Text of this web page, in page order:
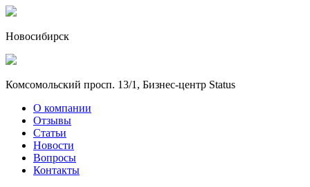
Новосибирск
Комсомольский просп. 13/1, Бизнес-центр Status
О компании
Отзывы
Статьи
Новости
Вопросы
Контакты